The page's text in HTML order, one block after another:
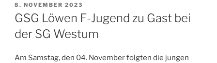
VERÖFFENTLICHT
AM
8. NOVEMBER 2023
GSG Löwen F-Jugend zu Gast bei
der SG Westum
Am Samstag, den 04. November folgten die jungen